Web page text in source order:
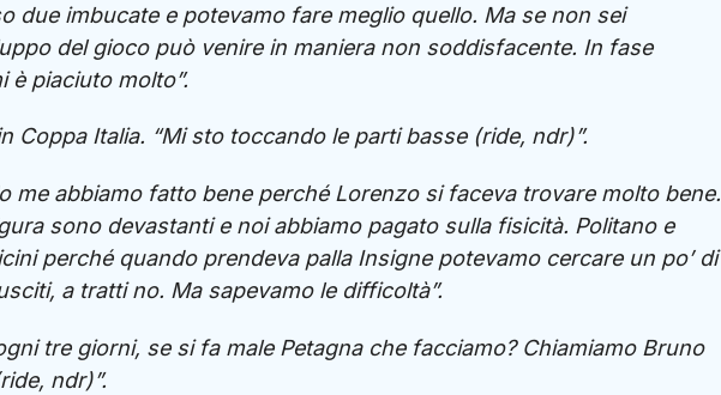
due imbucate e potevamo fare meglio quello. Ma se non sei
del gioco può venire in maniera non soddisfacente. In fase
è piaciuto molto”.
Coppa Italia. “Mi sto toccando le parti basse (ride, ndr)”.
me abbiamo fatto bene perché Lorenzo si faceva trovare molto bene.
sono devastanti e noi abbiamo pagato sulla fisicità. Politano e
perché quando prendeva palla Insigne potevamo cercare un po’ di
a tratti no. Ma sapevamo le difficoltà”.
tre giorni, se si fa male Petagna che facciamo? Chiamiamo Bruno
ndr)”.